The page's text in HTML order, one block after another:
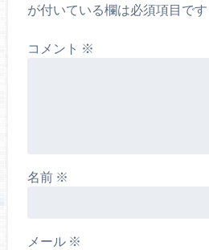
が付いている欄は必須項目です
コメント ※
名前 ※
メール ※